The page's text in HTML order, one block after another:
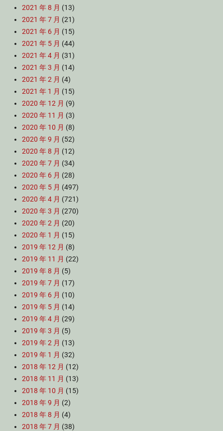
2021 年 8 月 (13)
2021 年 7 月 (21)
2021 年 6 月 (15)
2021 年 5 月 (44)
2021 年 4 月 (31)
2021 年 3 月 (14)
2021 年 2 月 (4)
2021 年 1 月 (15)
2020 年 12 月 (9)
2020 年 11 月 (3)
2020 年 10 月 (8)
2020 年 9 月 (52)
2020 年 8 月 (12)
2020 年 7 月 (34)
2020 年 6 月 (28)
2020 年 5 月 (497)
2020 年 4 月 (721)
2020 年 3 月 (270)
2020 年 2 月 (20)
2020 年 1 月 (15)
2019 年 12 月 (8)
2019 年 11 月 (22)
2019 年 8 月 (5)
2019 年 7 月 (17)
2019 年 6 月 (10)
2019 年 5 月 (14)
2019 年 4 月 (29)
2019 年 3 月 (5)
2019 年 2 月 (13)
2019 年 1 月 (32)
2018 年 12 月 (12)
2018 年 11 月 (13)
2018 年 10 月 (15)
2018 年 9 月 (2)
2018 年 8 月 (4)
2018 年 7 月 (38)